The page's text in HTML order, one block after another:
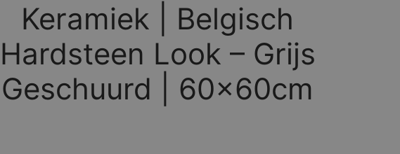
Keramiek | Belgisch
Hardsteen Look – Grijs
Geschuurd | 60x60cm